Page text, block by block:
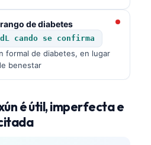
de diabetes
cando se confirma
formal de diabetes, en lugar
benestar
é útil, imperfecta e